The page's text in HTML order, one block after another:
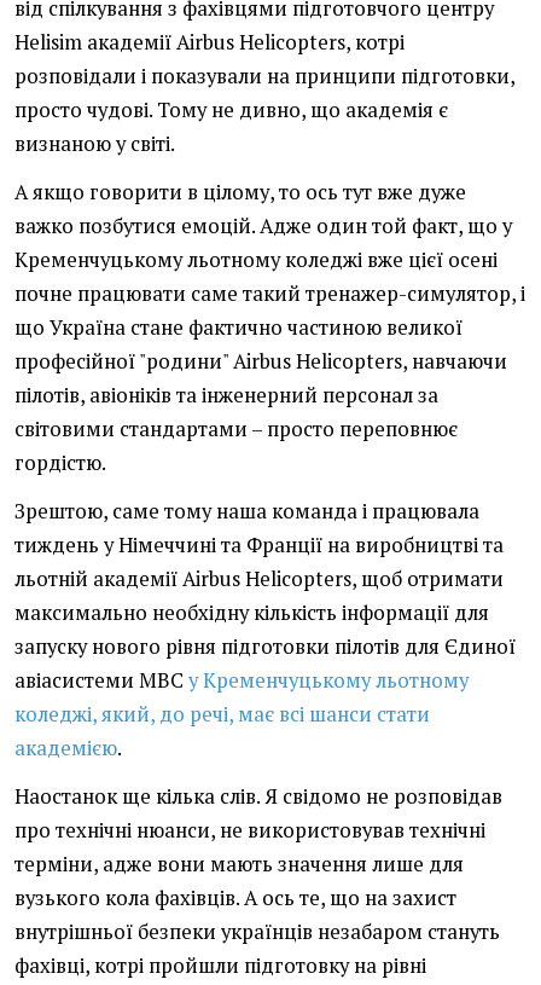
від спілкування з фахівцями підготовчого центру
Helisim академії Airbus Helicopters, котрі
розповідали і показували на принципи підготовки,
просто чудові. Тому не дивно, що академія є
визнаною у світі.
А якщо говорити в цілому, то ось тут вже дуже
важко позбутися емоцій. Адже один той факт, що у
Кременчуцькому льотному коледжі вже цієї осені
почне працювати саме такий тренажер-симулятор, і
що Україна стане фактично частиною великої
професійної "родини" Airbus Helicopters, навчаючи
пілотів, авіоніків та інженерний персонал за
світовими стандартами – просто переповнює
гордістю.
Зрештою, саме тому наша команда і працювала
тиждень у Німеччині та Франції на виробництві та
льотній академії Airbus Helicopters, щоб отримати
максимально необхідну кількість інформації для
запуску нового рівня підготовки пілотів для Єдиної
авіасистеми МВС у Кременчуцькому льотному
коледжі, який, до речі, має всі шанси стати
академією.
Наостанок ще кілька слів. Я свідомо не розповідав
про технічні нюанси, не використовував технічні
терміни, адже вони мають значення лише для
вузького кола фахівців. А ось те, що на захист
внутрішньої безпеки українців незабаром стануть
фахівці, котрі пройшли підготовку на рівні